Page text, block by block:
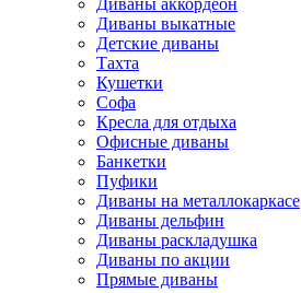
Диваны аккордеон
Диваны выкатные
Детские диваны
Тахта
Кушетки
Софа
Кресла для отдыха
Офисные диваны
Банкетки
Пуфики
Диваны на металлокаркасе
Диваны дельфин
Диваны раскладушка
Диваны по акции
Прямые диваны